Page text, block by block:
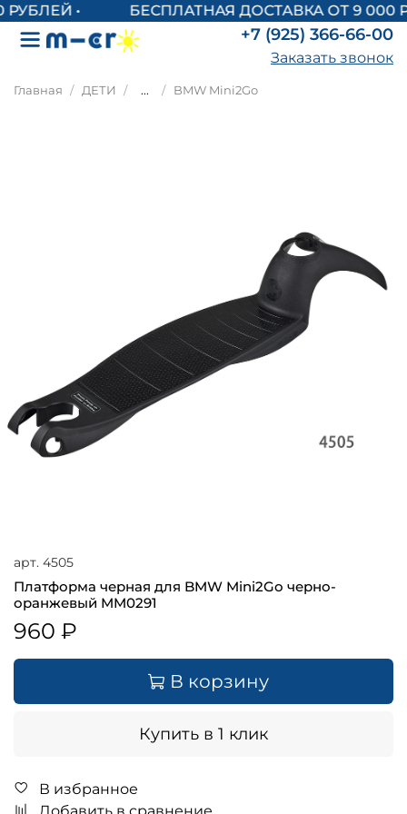
БЕСПЛАТНАЯ ДОСТАВКА ОТ 9 000
+7 (925) 366-66-00
Заказать звонок
Главная ДЕТИ ... BMW Mini2Go
арт. 4505
Платформа черная для BMW Mini2Go черно-
оранжевый MM0291
960 ₽
В корзину
Купить в 1 клик
В избранное